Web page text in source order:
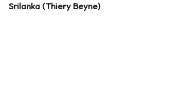
Srilanka (Thiery Beyne)